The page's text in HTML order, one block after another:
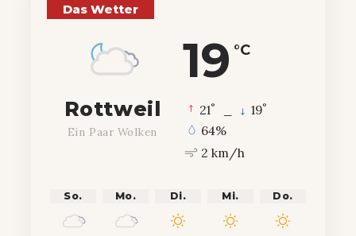
Das Wetter
19 °C
Rottweil
Ein Paar Wolken
21° 19°
64%
2 km/h
So. Mo. Di. Mi. Do.